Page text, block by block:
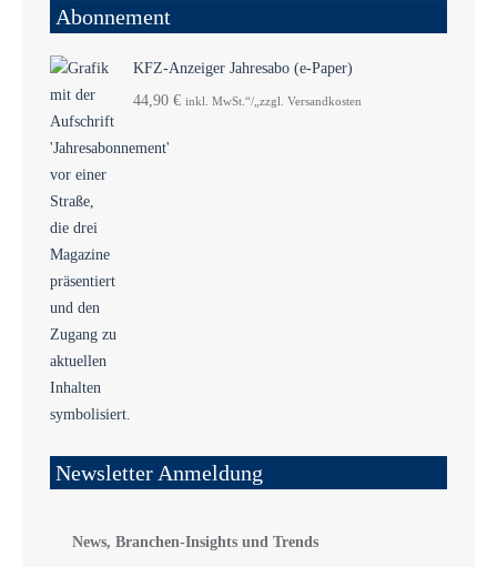
Abonnement
KFZ-Anzeiger Jahresabo (e-Paper)
44,90 € inkl. MwSt.“/„zzgl. Versandkosten
Newsletter Anmeldung
News, Branchen-Insights und Trends